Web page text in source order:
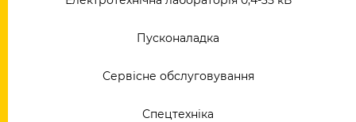
Пусконаладка
Сервісне обслуговування
Спецтехніка